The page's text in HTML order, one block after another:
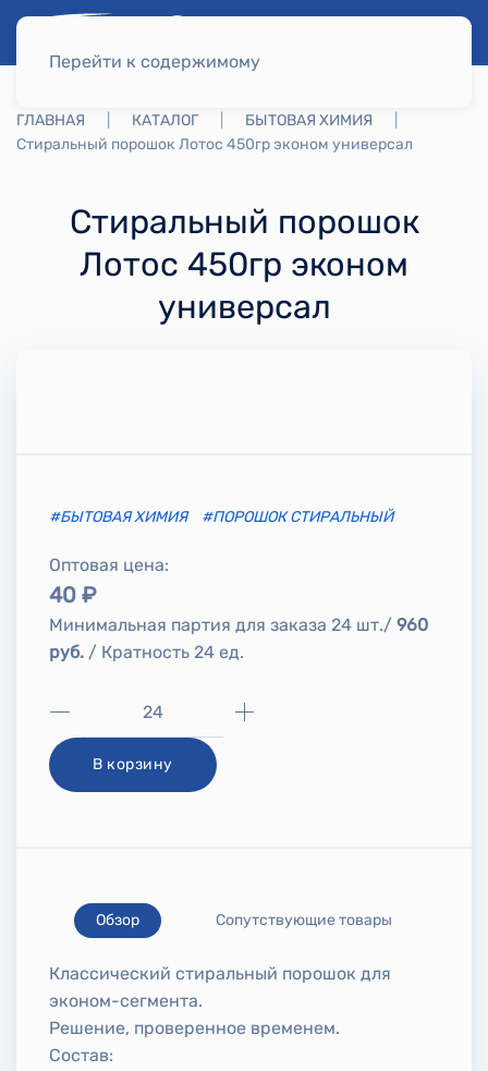
Перейти к содержимому
ГЛАВНАЯ КАТАЛОГ
БЫТОВАЯ ХИМИЯ
Стиральный порошок Лотос 450гр эконом универсал
Стиральный порошок
Лотос 450гр эконом
универсал
#БЫТОВАЯ ХИМИЯ #ПОРОШОК СТИРАЛЬНЫЙ
Оптовая цена:
40 ₽
Минимальная партия для заказа 24 шт./ 960
руб. / Кратность 24 ед.
В корзину
Обзор Сопутствующие товары
Классический стиральный порошок для
эконом-сегмента.
Решение, проверенное временем.
Состав: